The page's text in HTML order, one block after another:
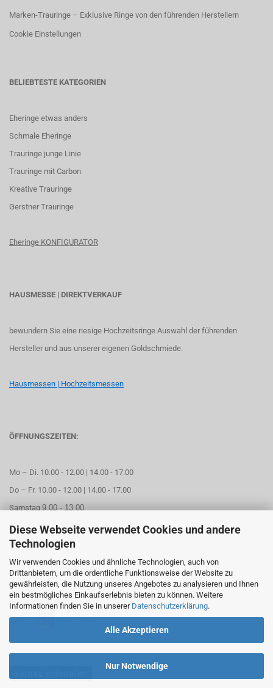
Diese Webseite verwendet Cookies und andere
Technologien
Wir verwenden Cookies und ähnliche Technologien, auch von
Drittanbietern, um die ordentliche Funktionsweise der Website zu
gewährleisten, die Nutzung unseres Angebotes zu analysieren und Ihnen
ein bestmögliches Einkaufserlebnis bieten zu können. Weitere
Informationen finden Sie in unserer Datenschutzerklärung.
Alle Akzeptieren
Nur Notwendige
Marken-Trauringe – Exklusive Ringe von den führenden Herstellern
Cookie Einstellungen
BELIEBTESTE KATEGORIEN
Eheringe etwas anders
Schmale Eheringe
Trauringe junge Linie
Trauringe mit Carbon
Kreative Trauringe
Gerstner Trauringe
Eheringe KONFIGURATOR
HAUSMESSE | DIREKTVERKAUF
bewundern Sie eine riesige Hochzeitsringe Auswahl der führenden
Hersteller und aus unserer eigenen Goldschmiede.
Hausmessen | Hochzeitsmessen
ÖFFNUNGSZEITEN:
Mo – Di. 10.00 - 12.00 | 14.00 - 17.00
Do – Fr. 10.00 - 12.00 | 14.00 - 17.00
Samstag 9.00 - 13.00
Mittwoch geschlossen
Online Termin aussuchen
FOLGEN SIE UNS